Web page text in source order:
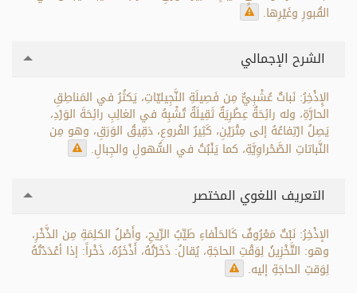
القُبورِ وغَيْرِها.
الشرح الإجمالي
الإِذْخِرُ: نَباتٌ عُشْبِيٌّ مِن فَصِيلَةِ النَّجِيليّاتِ، يَكثُرُ في المَناطِقِ
الحارَّةِ، وله رائِحَةٌ عِطْرِيَةٌ ثَقِيلَةٌ تُشْبِهُ في الغالِبِ رائِحَةَ الوَرْدِ،
يَصِلُ ارْتِفاعُهُ إلى مِتْرَيْنِ، كَثِيرُ الفُروعِ، دَقِيقُ الوَرَقِ، وهو مِن
النَّباتاتِ الصَّحْراوِيَّةِ، كما يَنْبُتُ في السُّهولِ والجِبالِ.
التعريف اللغوي المختصر
الإذْخِرُ: نَبْتٌ مَعْرُوفٌ كَالحَلْفاءِ طَيِّبُ الرِّيحِ، وأَصْلُ الكلِمَةِ مِن الذَّخْرِ،
وهو: التَّخْزِينُ لِوَقْتِ الحاجَةِ، يُقالُ: ذَخَرْتُهُ، أَذْخَرُهُ، ذَخْراً: إذا أعْدَدْتُهُ
لِوَقتِ الحاجَةِ إليه.